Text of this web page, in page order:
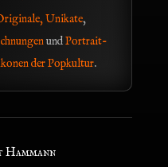
Unikate,
undPortrait-
der Popkultur.
Hammann